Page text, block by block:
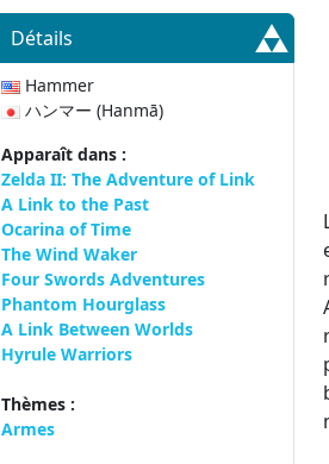
Détails
Hammer
ハンマー (Hanmā)
Apparaît dans :
Zelda II: The Adventure of Link
A Link to the Past
Ocarina of Time
The Wind Waker
Four Swords Adventures
Phantom Hourglass
A Link Between Worlds
Hyrule Warriors
Thèmes :
Armes